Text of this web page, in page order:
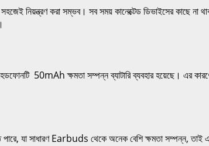
নিয়ন্ত্রণ করা সম্ভব। সব সময় কানেক্টেড ডিভাইসের কাছে
ক্ষমতা সম্পন্ন ব্যাটারি ব্যবহার হয়েছে। এর কারণে
যা সাধারণ Earbuds থেকে অনেক বেশি ক্ষমতা সম্পন্ন, তাই